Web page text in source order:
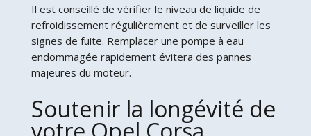
Il est conseillé de vérifier le niveau de liquide de
refroidissement régulièrement et de surveiller les
signes de fuite. Remplacer une pompe à eau
endommagée rapidement évitera des pannes
majeures du moteur.
Soutenir la longévité de